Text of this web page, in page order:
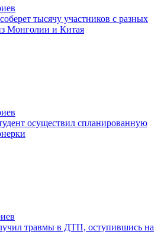
тысячу участников с разных
Монголии и Китая
осуществил спланированную
травмы в ДТП, оступившись на